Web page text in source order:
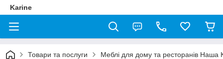
Karine
Товари та послуги Меблі для дому та ресторанів Наша